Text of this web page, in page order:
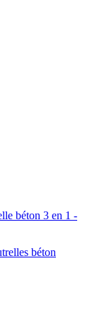
béton 3 en 1 -
béton